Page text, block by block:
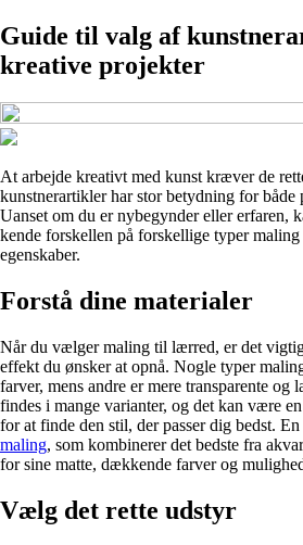
Guide til valg af
kreative projekter
At arbejde kreativt med kunst kræver de
kunstnerartikler har stor betydning for både
Uanset om du er nybegynder eller erfaren,
kende forskellen på forskellige typer
egenskaber.
Forstå dine materialer
Når du vælger maling til lærred, er det
effekt du ønsker at opnå. Nogle typer
farver, mens andre er mere transparente og
findes i mange varianter, og det kan være
for at finde den stil, der passer dig bedst.
maling, som kombinerer det bedste fra
for sine matte, dækkende farver og
Vælg det rette udstyr